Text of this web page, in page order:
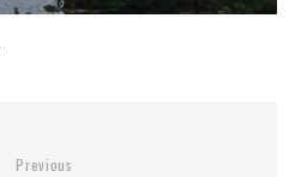
Previous